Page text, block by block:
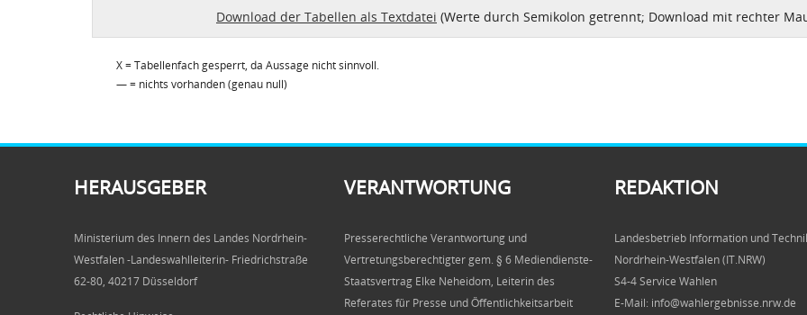
Download der Tabellen als Textdatei (Werte durch Semikolon getrennt; Download mit rechter
X = Tabellenfach gesperrt, da Aussage nicht sinnvoll.
— = nichts vorhanden (genau null)
HERAUSGEBER
Ministerium des Innern des Landes Nordrhein-
Westfalen -Landeswahlleiterin- Friedrichstraße
62-80, 40217 Düsseldorf
VERANTWORTUNG
Presserechtliche Verantwortung und
Vertretungsberechtigter gem. § 6 Mediendienste-
Staatsvertrag Elke Neheidom, Leiterin des
Referates für Presse und Öffentlichkeitsarbeit
REDAKTION
Landesbetrieb Information und
Nordrhein-Westfalen (IT.NRW)
S4-4 Service Wahlen
E-Mail: info@wahlergebnisse.nrw.de